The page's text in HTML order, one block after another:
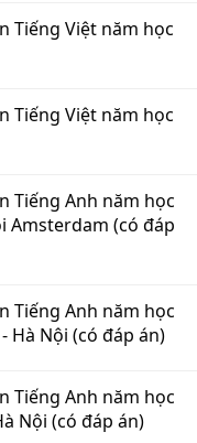
Tiếng Việt năm học
Tiếng Việt năm học
Tiếng Anh năm học
Amsterdam (có đáp
Tiếng Anh năm học
Hà Nội (có đáp án)
Tiếng Anh năm học
Nội (có đáp án)